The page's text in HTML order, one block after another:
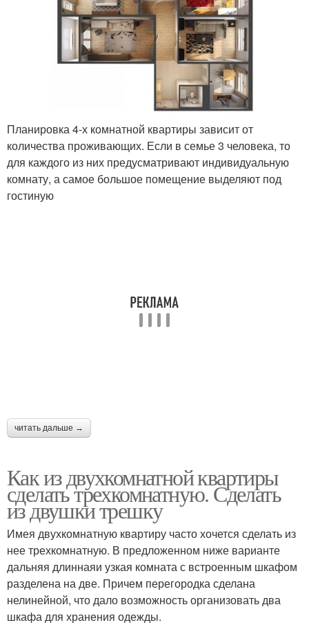
Планировка 4-х комнатной квартиры зависит от
количества проживающих. Если в семье 3 человека, то
для каждого из них предусматривают индивидуальную
комнату, а самое большое помещение выделяют под
гостиную
читать дальше →
Как из двухкомнатной квартиры
сделать трехкомнатную. Сделать
из двушки трешку
Имея двухкомнатную квартиру часто хочется сделать из
нее трехкомнатную. В предложенном ниже варианте
дальняя длиннаяи узкая комната с встроенным шкафом
разделена на две. Причем перегородка сделана
нелинейной, что дало возможность организовать два
шкафа для хранения одежды.